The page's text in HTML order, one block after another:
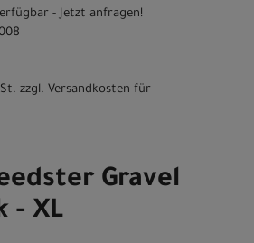
- Jetzt anfragen!
zzgl. Versandkosten für
Gravel
- XL